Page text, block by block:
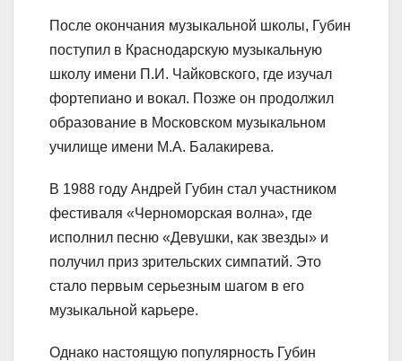
После окончания музыкальной школы, Губин
поступил в Краснодарскую музыкальную
школу имени П.И. Чайковского, где изучал
фортепиано и вокал. Позже он продолжил
образование в Московском музыкальном
училище имени М.А. Балакирева.
В 1988 году Андрей Губин стал участником
фестиваля «Черноморская волна», где
исполнил песню «Девушки, как звезды» и
получил приз зрительских симпатий. Это
стало первым серьезным шагом в его
музыкальной карьере.
Однако настоящую популярность Губин